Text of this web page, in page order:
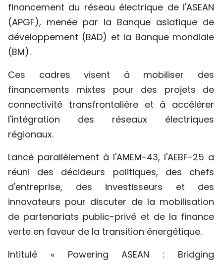
financement du réseau électrique de l'ASEAN
(APGF), menée par la Banque asiatique de
développement (BAD) et la Banque mondiale
(BM).
Ces cadres visent à mobiliser des
financements mixtes pour des projets de
connectivité transfrontalière et à accélérer
l'intégration des réseaux électriques
régionaux.
Lancé parallèlement à l'AMEM-43, l'AEBF-25 a
réuni des décideurs politiques, des chefs
d'entreprise, des investisseurs et des
innovateurs pour discuter de la mobilisation
de partenariats public-privé et de la finance
verte en faveur de la transition énergétique.
Intitulé « Powering ASEAN : Bridging